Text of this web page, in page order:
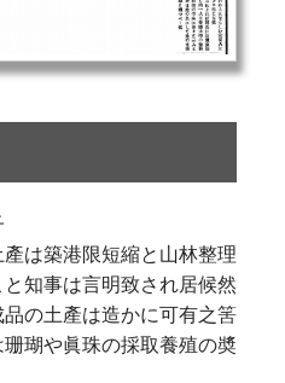
は築港限短縮と山林整理
知事は言明致され居候然
の土產は造かに可有之筈
瑚や眞珠の採取養殖の奬